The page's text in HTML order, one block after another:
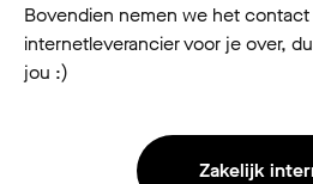
Bovendien nemen we het
internetleverancier voor je over,
jou :)
Zakelijk